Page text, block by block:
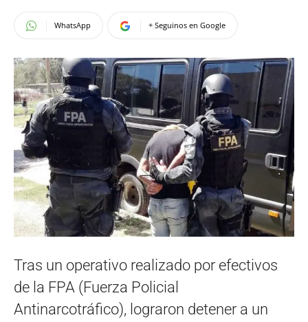
WhatsApp + Seguinos en Google
Tras un operativo realizado por efectivos
de la FPA (Fuerza Policial
Antinarcotráfico), lograron detener a un